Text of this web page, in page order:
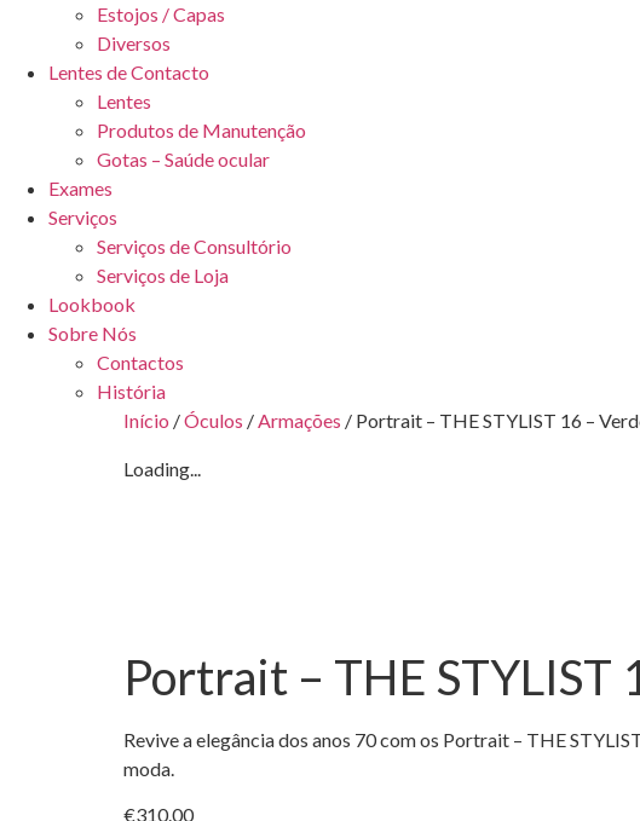
Estojos / Capas
Diversos
Lentes de Contacto
Lentes
Produtos de Manutenção
Gotas – Saúde ocular
Exames
Serviços
Serviços de Consultório
Serviços de Loja
Lookbook
Sobre Nós
Contactos
História
Início /Óculos /Armações / Portrait – THE STYLIST 16 –
Loading...
Portrait – THE STYLIST
Revive a elegância dos anos 70 com os Portrait – THE
moda.
€310.00